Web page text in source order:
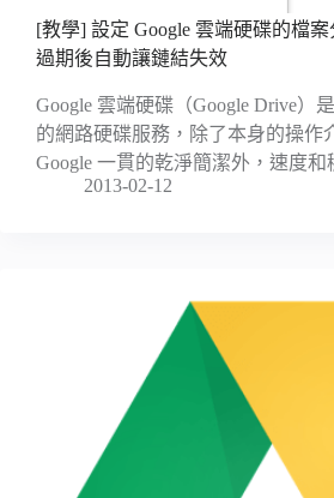
[教學] 設定 Google 雲端硬碟的檔案
過期後自動讓鏈結失效
Google 雲端硬碟（Google Drive）
的網路硬碟服務，除了本身的操作
Google 一貫的乾淨簡潔外，速度
2013-02-12